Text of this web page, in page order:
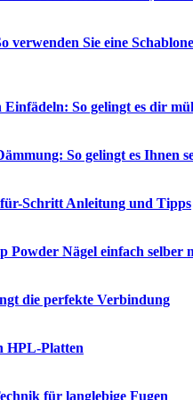
Sie eine Schablone
So gelingt es dir
So gelingt es Ihnen
Schritt Anleitung und Tipps
Nägel einfach selber
die perfekte Verbindung
HPL-Platten
für langlebige Fugen